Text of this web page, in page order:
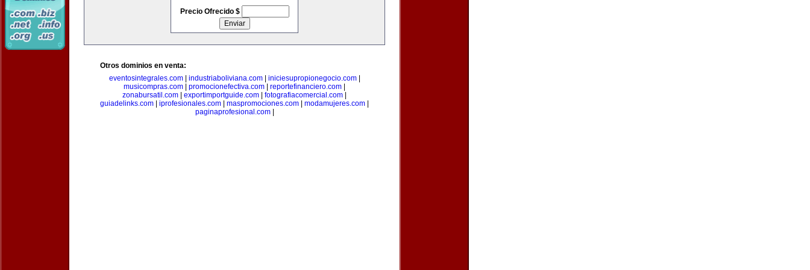
Precio Ofrecido $
Otros dominios en venta:
eventosintegrales.com| industriaboliviana.com| iniciesupropionegocio.com|
musicompras.com
promocionefectiva.com reportefinanciero.com
zonabursatil.com
exportimportguide.com fotografiacomercial.com
guiadelinks.com
iprofesionales.com maspromociones.com modamujeres.com
paginaprofesional.com|